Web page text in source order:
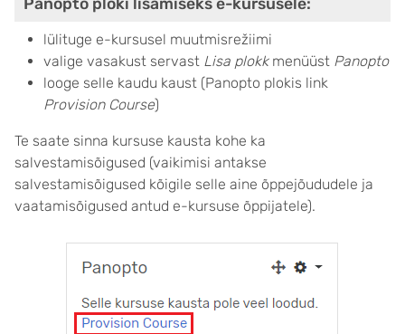
Panopto ploki lisamiseks e-kursusele:
lülituge e-kursusel muutmisrežiimi
valige vasakust servast Lisa plokk menüüst Panopto
looge selle kaudu kaust (Panopto plokis link
Provision Course)
Te saate sinna kursuse kausta kohe ka
salvestamisõigused (vaikimisi antakse
salvestamisõigused kõigile selle aine õppejõududele ja
vaatamisõigused antud e-kursuse õppijatele).